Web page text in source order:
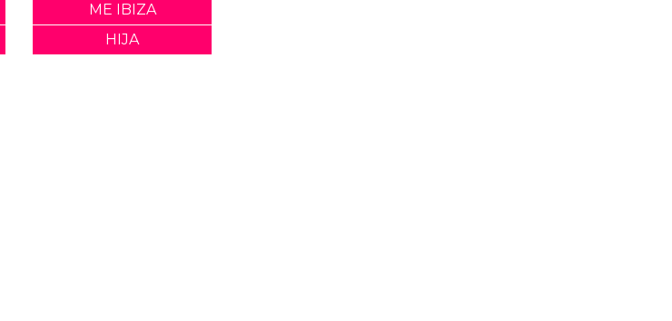
ME IBIZA
HIJA